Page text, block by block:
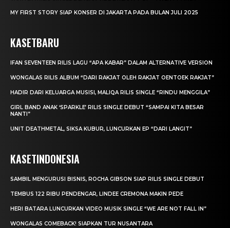
MY FIRST STORY SIAP KONSER DI JAKARTA PADA BULAN JULI 2025
KASETBARU
IFAN SEVENTEEN RILIS LAGU “APA KABAR” DALAM ALTERNATIVE VERSION
WONGALAS RILIS ALBUM “DARI RAKJAT OLEH RAKJAT OENTOEK RAKJAT”
HADIR DARI KELUARGA MUSISI, MALIQA RILIS SINGLE “RINDU MENGGILA”
GIRL BAND ANAK ‘SPARKLE’ RILIS SINGLE DEBUT “SAMPAI KITA BESAR
NANTI”
UNIT DEATHMETAL, SIKSA KUBUR, LUNCURKAN EP “DARI LANGIT”
KASETINDONESIA
SAMBIL MENGURUSI BISNIS, ROCHA GIBSON SIAP RILIS SINGLE DEBUT
TEMBUS 122 RIBU PENDENGAR, LINDEE CREMONA MAKIN PEDE
HERI BATARA LUNCURKAN VIDEO MUSIK SINGLE “WE ARE NOT FALL IN”
WONGALAS COMEBACK! SIAPKAN TUR NUSANTARA